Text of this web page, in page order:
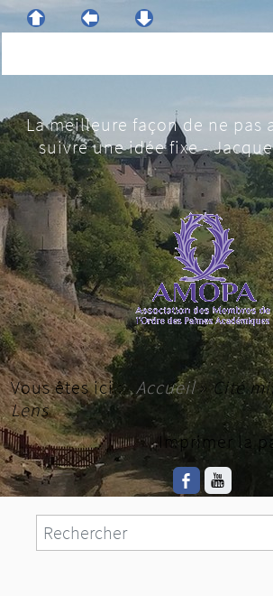
La meilleure façon de ne pas
suivre une idée fixe -
Vous êtes ici :Accueil»Cité
Lens
Imprimer la